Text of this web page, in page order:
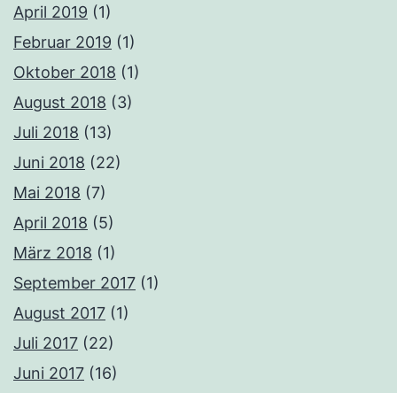
April 2019 (1)
Februar 2019 (1)
Oktober 2018 (1)
August 2018 (3)
Juli 2018 (13)
Juni 2018 (22)
Mai 2018 (7)
April 2018 (5)
März 2018 (1)
September 2017 (1)
August 2017 (1)
Juli 2017 (22)
Juni 2017 (16)